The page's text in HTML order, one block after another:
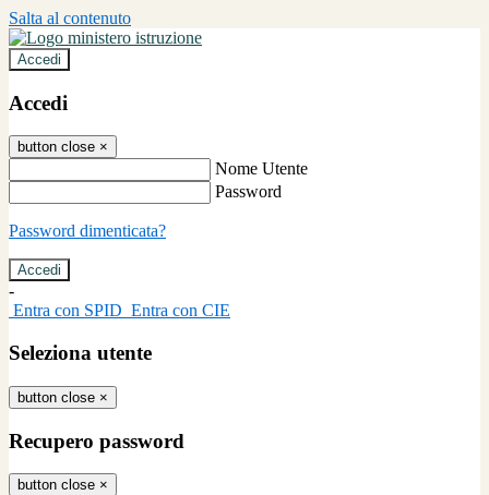
Salta al contenuto
Accedi
Accedi
button close ×
Nome Utente
Password
Password dimenticata?
-
Entra con SPID Entra con CIE
Seleziona utente
button close ×
Recupero password
button close ×